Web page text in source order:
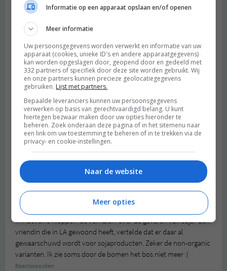
Diedekeschreef:
Dat ziet er heeeeerlijk uit! En het klinkt ook nog eens gezond:)
Beantwoorden
Sophieschreef:
2014 OM
Yummy, ziet er super lekker uit! Ik ga eens op zoek naar Alpro
Kers bij de Jumbo :)
Beantwoorden
Vischreef:
In hoeverre kloppen ‘de verhalen’ over de gevaren van soja? Een
vriendin die in LA gewoond heeft, vertelde dat er daar al
gewaarschuwd wordt voor sojaproducten. Zeker de non-organic
varianten. Ik zie soms door de bomen het bos niet meer :(
Beantwoorden
Informatie op een apparaat opslaan en/of openen
Meer informatie
Uw persoonsgegevens worden verwerkt en informatie van uw
apparaat (cookies, unieke ID's en andere apparaatgegevens)
kan worden opgeslagen door, geopend door en gedeeld met
332 partners of specifiek door deze site worden gebruikt. Wij
en onze partners kunnen precieze geolocatiegegevens
gebruiken. Lijst met partners.
Bepaalde leveranciers kunnen uw persoonsgegevens
verwerken op basis van gerechtvaardigd belang. U kunt
hiertegen bezwaar maken door uw opties hieronder te
beheren. Zoek onderaan deze pagina of in het sitemenu naar
een link om uw toestemming te beheren of in te trekken via de
privacy- en cookie-instellingen.
Naar de website
Meer opties